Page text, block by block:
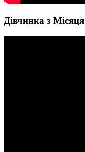
Дівчинка з Місяця